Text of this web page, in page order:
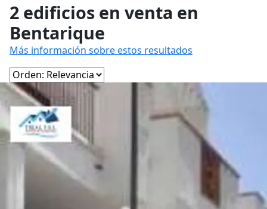
2 edificios en venta en
Bentarique
Más información sobre estos resultados